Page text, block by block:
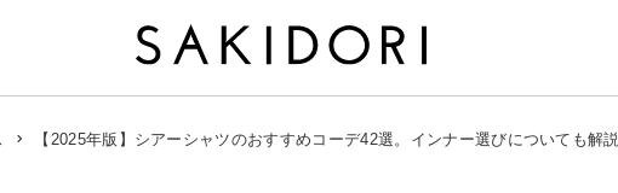
【2025年版】シアーシャツのおすすめコーデ42選。インナー選びについても解説